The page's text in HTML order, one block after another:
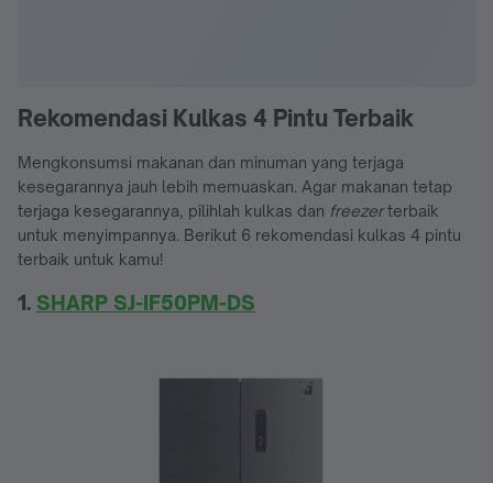
Rekomendasi Kulkas 4 Pintu Terbaik
Mengkonsumsi makanan dan minuman yang terjaga
kesegarannya jauh lebih memuaskan. Agar makanan tetap
terjaga kesegarannya, pilihlah kulkas dan freezerterbaik
untuk menyimpannya. Berikut 6 rekomendasi kulkas 4 pintu
terbaik untuk kamu!
1. SHARP SJ-IF50PM-DS